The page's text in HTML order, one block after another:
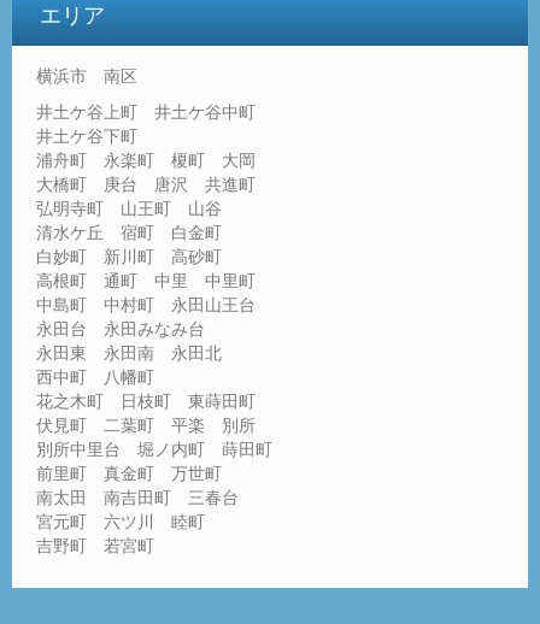
エリア
横浜市 南区
井土ケ谷上町 井土ケ谷中町
井土ケ谷下町
浦舟町 永楽町 榎町 大岡
大橋町 庚台 唐沢 共進町
弘明寺町 山王町 山谷
清水ケ丘 宿町 白金町
白妙町 新川町 高砂町
高根町 通町 中里 中里町
中島町 中村町 永田山王台
永田台 永田みなみ台
永田東 永田南 永田北
西中町 八幡町
花之木町 日枝町 東蒔田町
伏見町 二葉町 平楽 別所
別所中里台 堀ノ内町 蒔田町
前里町 真金町 万世町
南太田 南吉田町 三春台
宮元町 六ツ川 睦町
吉野町 若宮町